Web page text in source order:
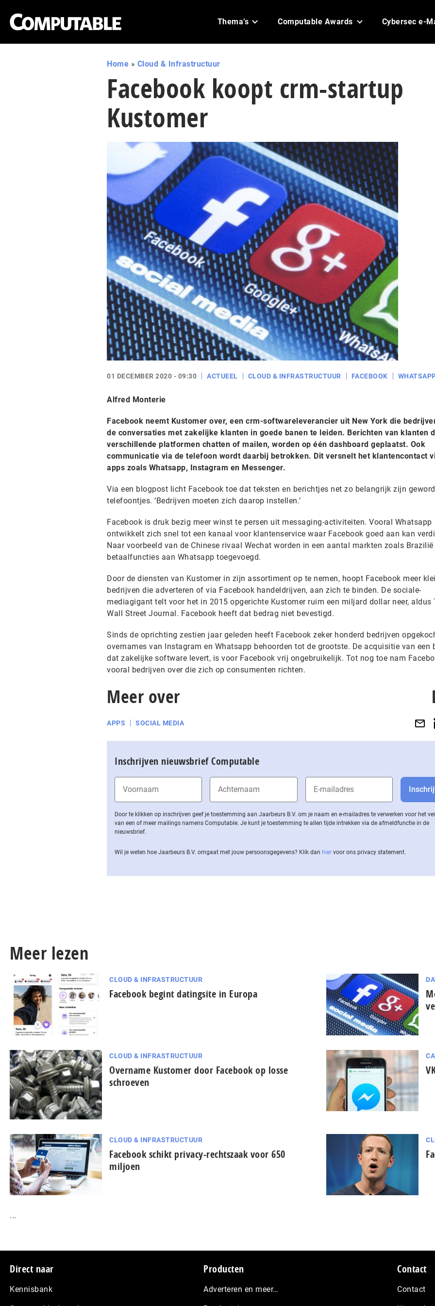
Thema’s Computable Awards Cybersec e-
Home » Cloud & Infrastructuur
Facebook koopt crm-startup
Kustomer
01 DECEMBER 2020 - 09:30 ACTUEEL CLOUD & INFRASTRUCTUUR FACEBOOK
Alfred Monterie
Facebook neemt Kustomer over, een crm-softwareleverancier uit New York die
de conversaties met zakelijke klanten in goede banen te leiden. Berichten van klanten
verschillende platformen chatten of mailen, worden op één dashboard geplaatst. Ook
communicatie via de telefoon wordt daarbij betrokken. Dit versnelt het klantencontact
apps zoals Whatsapp, Instagram en Messenger.
Via een blogpost licht Facebook toe dat teksten en berichtjes net zo belangrijk zijn
telefoontjes. ‘Bedrijven moeten zich daarop instellen.’
Facebook is druk bezig meer winst te persen uit messaging-activiteiten. Vooral Whatsapp
ontwikkelt zich snel tot een kanaal voor klantenservice waar Facebook goed aan kan
Naar voorbeeld van de Chinese rivaal Wechat worden in een aantal markten zoals Brazilië
betaalfuncties aan Whatsapp toegevoegd.
Door de diensten van Kustomer in zijn assortiment op te nemen, hoopt Facebook meer
bedrijven die adverteren of via Facebook handeldrijven, aan zich te binden. De sociale-
mediagigant telt voor het in 2015 opgerichte Kustomer ruim een miljard dollar neer, aldus
Wall Street Journal. Facebook heeft dat bedrag niet bevestigd.
Sinds de oprichting zestien jaar geleden heeft Facebook zeker honderd bedrijven
overnames van Instagram en Whatsapp behoorden tot de grootste. De acquisitie van een
dat zakelijke software levert, is voor Facebook vrij ongebruikelijk. Tot nog toe nam
vooral bedrijven over die zich op consumenten richten.
Meer over
APPS SOCIAL MEDIA
Inschrijven nieuwsbrief Computable
Door te klikken op inschrijven geef je toestemming aan Jaarbeurs B.V. om je naam en e-mailadres te verwerken voor het
van een of meer mailings namens Computable. Je kunt je toestemming te allen tijde intrekken via de af­meld­func­tie in de
nieuwsbrief.
Wil je weten hoe Jaarbeurs B.V. omgaat met jouw per­soons­ge­ge­vens? Klik dan hier voor ons privacy statement.
Meer lezen
CLOUD & INFRASTRUCTUUR
Facebook begint datingsite in Europa
CLOUD & INFRASTRUCTUUR
Overname Kustomer door Facebook op losse
schroeven
CLOUD & INFRASTRUCTUUR
Facebook schikt privacy-rechtszaak voor 650
miljoen
...
Footer
Direct naar
Kennisbank
Producten
Adverteren en meer…
Contact
Contact